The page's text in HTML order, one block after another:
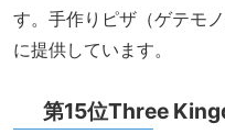
す。手作りピザ（ゲテモ
に提供しています。
第15位Three